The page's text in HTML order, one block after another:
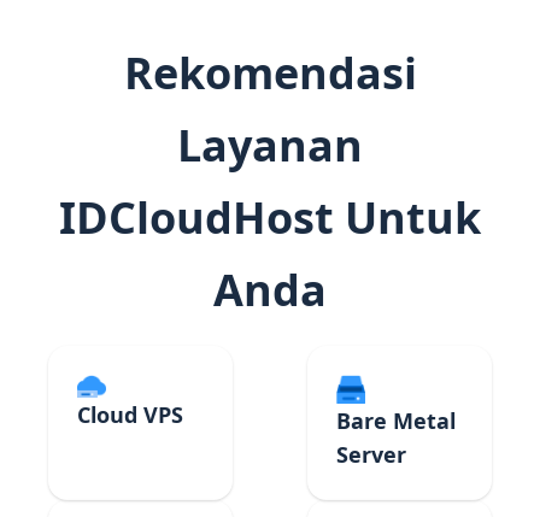
Rekomendasi
Layanan
IDCloudHost Untuk
Anda
Cloud VPS
Bare Metal
Server